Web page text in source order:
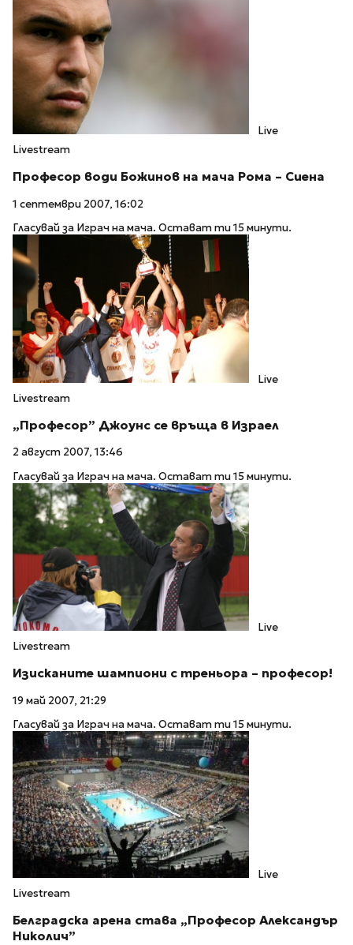
Live
Livestream
Професор води Божинов на мача Рома – Сиена
1 септември 2007, 16:02
Гласувай за Играч на мача. Остават ти 15 минути.
Live
Livestream
„Професор” Джоунс се връща в Израел
2 август 2007, 13:46
Гласувай за Играч на мача. Остават ти 15 минути.
Live
Livestream
Изисканите шампиони с треньора – професор!
19 май 2007, 21:29
Гласувай за Играч на мача. Остават ти 15 минути.
Live
Livestream
Белградска арена става „Професор Александър
Николич”